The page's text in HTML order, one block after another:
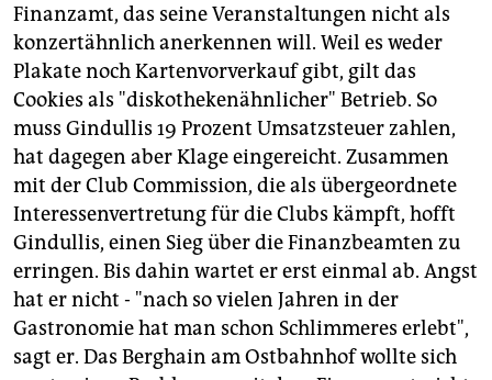
Finanzamt, das seine Veranstaltungen nicht als
konzertähnlich anerkennen will. Weil es weder
Plakate noch Kartenvorverkauf gibt, gilt das
Cookies als "diskothekenähnlicher" Betrieb. So
muss Gindullis 19 Prozent Umsatzsteuer zahlen,
hat dagegen aber Klage eingereicht. Zusammen
mit der Club Commission, die als übergeordnete
Interessenvertretung für die Clubs kämpft, hofft
Gindullis, einen Sieg über die Finanzbeamten zu
erringen. Bis dahin wartet er erst einmal ab. Angst
hat er nicht - "nach so vielen Jahren in der
Gastronomie hat man schon Schlimmeres erlebt",
sagt er. Das Berghain am Ostbahnhof wollte sich